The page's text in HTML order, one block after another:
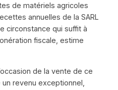
de matériels agricoles
annuelles de la SARL
circonstance qui suffit à
fiscale, estime
de la vente de ce
revenu exceptionnel,